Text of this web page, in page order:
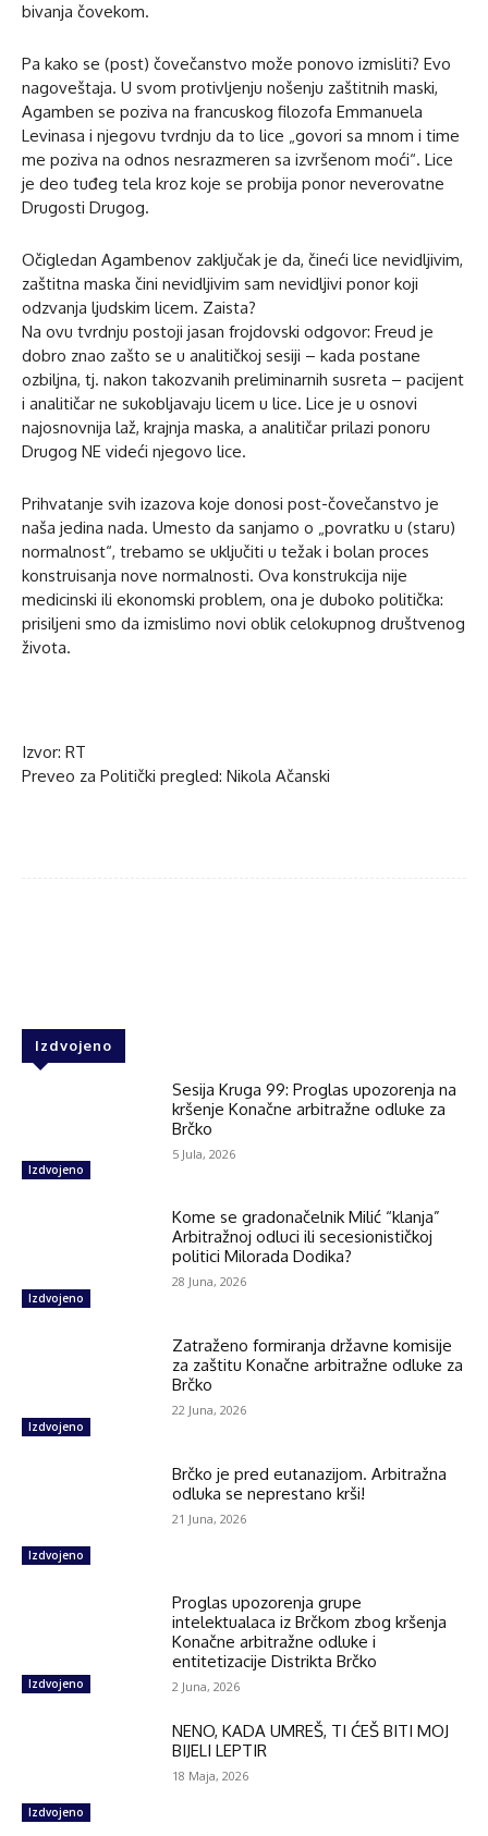
bivanja čovekom.
Pa kako se (post) čovečanstvo može ponovo izmisliti? Evo
nagoveštaja. U svom protivljenju nošenju zaštitnih maski,
Agamben se poziva na francuskog filozofa Emmanuela
Levinasa i njegovu tvrdnju da to lice „govori sa mnom i time
me poziva na odnos nesrazmeren sa izvršenom moći“. Lice
je deo tuđeg tela kroz koje se probija ponor neverovatne
Drugosti Drugog.
Očigledan Agambenov zaključak je da, čineći lice nevidljivim,
zaštitna maska čini nevidljivim sam nevidljivi ponor koji
odzvanja ljudskim licem. Zaista?
Na ovu tvrdnju postoji jasan frojdovski odgovor: Freud je
dobro znao zašto se u analitičkoj sesiji – kada postane
ozbiljna, tj. nakon takozvanih preliminarnih susreta – pacijent
i analitičar ne sukobljavaju licem u lice. Lice je u osnovi
najosnovnija laž, krajnja maska, a analitičar prilazi ponoru
Drugog NE videći njegovo lice.
Prihvatanje svih izazova koje donosi post-čovečanstvo je
naša jedina nada. Umesto da sanjamo o „povratku u (staru)
normalnost“, trebamo se uključiti u težak i bolan proces
konstruisanja nove normalnosti. Ova konstrukcija nije
medicinski ili ekonomski problem, ona je duboko politička:
prisiljeni smo da izmislimo novi oblik celokupnog društvenog
života.
Izvor: RT
Preveo za Politički pregled: Nikola Ačanski
Izdvojeno
Izdvojeno
Sesija Kruga 99: Proglas upozorenja na
kršenje Konačne arbitražne odluke za
Brčko
5 Jula, 2026
Izdvojeno
Kome se gradonačelnik Milić “klanja”
Arbitražnoj odluci ili secesionističkoj
politici Milorada Dodika?
28 Juna, 2026
Izdvojeno
Zatraženo formiranja državne komisije
za zaštitu Konačne arbitražne odluke za
Brčko
22 Juna, 2026
Izdvojeno
Brčko je pred eutanazijom. Arbitražna
odluka se neprestano krši!
21 Juna, 2026
Izdvojeno
Proglas upozorenja grupe
intelektualaca iz Brčkom zbog kršenja
Konačne arbitražne odluke i
entitetizacije Distrikta Brčko
2 Juna, 2026
Izdvojeno
NENO, KADA UMREŠ, TI ĆEŠ BITI MOJ
BIJELI LEPTIR
18 Maja, 2026